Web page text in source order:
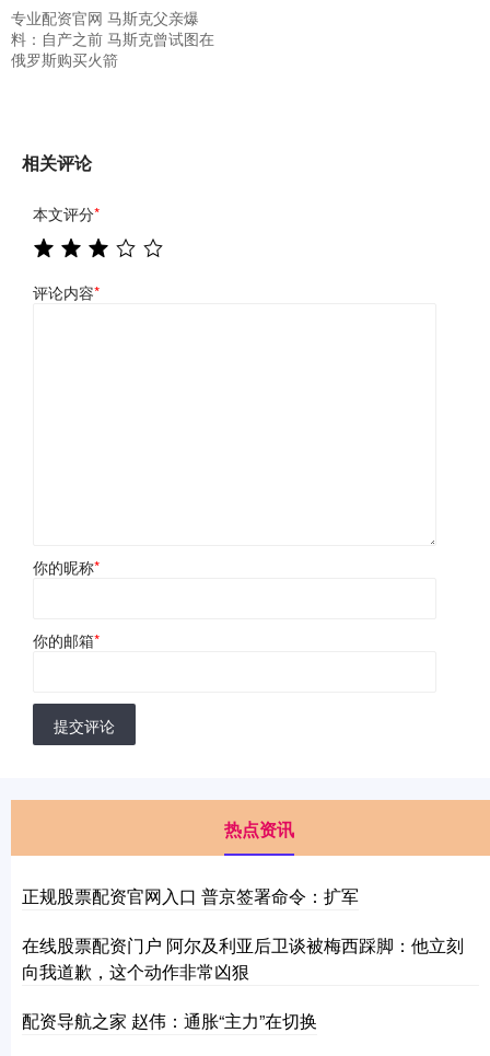
专业配资官网 马斯克父亲爆
料：自产之前 马斯克曾试图在
俄罗斯购买火箭
相关评论
本文评分*
评论内容*
你的昵称*
你的邮箱*
提交评论
热点资讯
正规股票配资官网入口 普京签署命令：扩军
在线股票配资门户 阿尔及利亚后卫谈被梅西踩脚：他立刻
向我道歉，这个动作非常凶狠
配资导航之家 赵伟：通胀“主力”在切换